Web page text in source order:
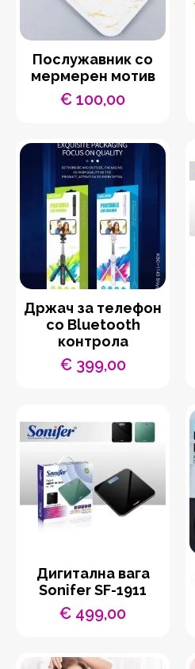
Послужавник со
мермерен мотив
€ 100,00
Држач за телефон
со Bluetooth
контрола
€399,00
Дигитална вага
Sonifer SF-1911
€ 499,00